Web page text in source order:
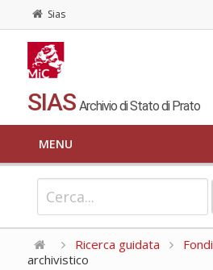
Sias
SIAS Archivio di Stato di Prato
MENU
Ricerca guidata Fondi
archivistico